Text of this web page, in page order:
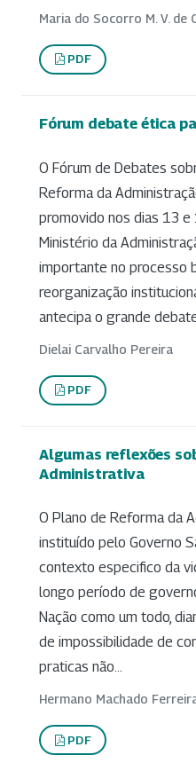
Maria do Socorro M. V. de
PDF
Fórum debate ética
O Fórum de Debates
Reforma da
promovido nos dias 13 e
Ministério da
importante no processo
reorganização
antecipa o grande
Dielai Carvalho Pereira
PDF
Algumas reflexões
Administrativa
O Plano de Reforma da
instituído pelo Governo
contexto especifico da
longo período de
Nação como um todo,
de impossibilidade de
praticas não...
Hermano Machado
PDF